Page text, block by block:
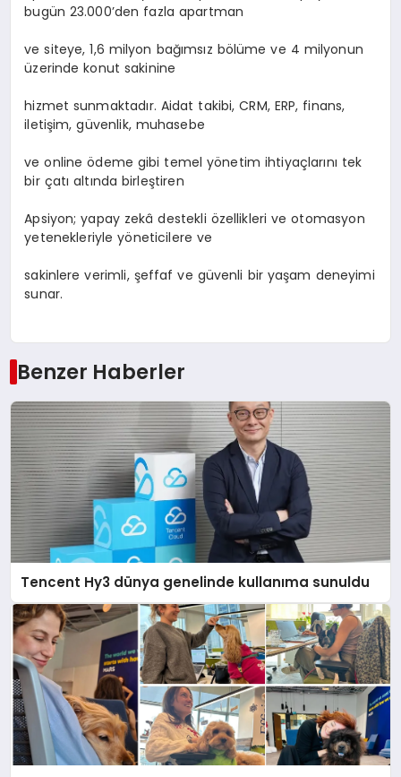
bugün 23.000’den fazla apartman
ve siteye, 1,6 milyon bağımsız bölüme ve 4 milyonun
üzerinde konut sakinine
hizmet sunmaktadır. Aidat takibi, CRM, ERP, finans,
iletişim, güvenlik, muhasebe
ve online ödeme gibi temel yönetim ihtiyaçlarını tek
bir çatı altında birleştiren
Apsiyon; yapay zekâ destekli özellikleri ve otomasyon
yetenekleriyle yöneticilere ve
sakinlere verimli, şeffaf ve güvenli bir yaşam deneyimi
sunar.
Benzer Haberler
Tencent Hy3 dünya genelinde kullanıma sunuldu